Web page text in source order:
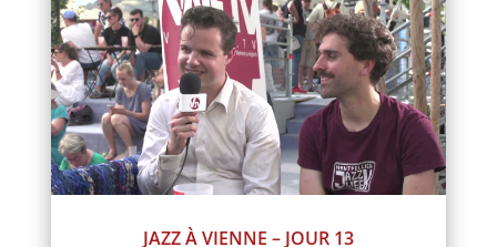
JAZZ À VIENNE – JOUR 13